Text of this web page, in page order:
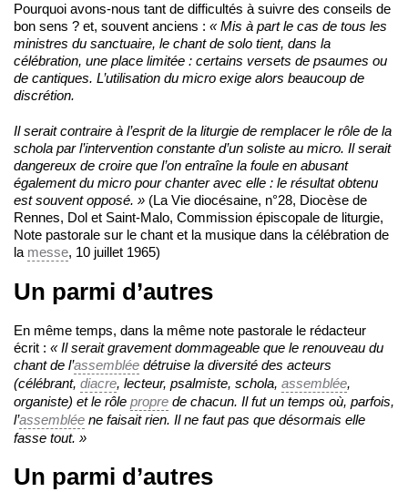
Pourquoi avons-nous tant de difficultés à suivre des conseils de
bon sens ? et, souvent anciens : « Mis à part le cas de tous les
ministres du sanctuaire, le chant de solo tient, dans la
célébration, une place limitée : certains versets de psaumes ou
de cantiques. L’utilisation du micro exige alors beaucoup de
discrétion.
Il serait contraire à l’esprit de la liturgie de remplacer le rôle de la
schola par l’intervention constante d’un soliste au micro. Il serait
dangereux de croire que l’on entraîne la foule en abusant
également du micro pour chanter avec elle : le résultat obtenu
est souvent opposé. » (La Vie diocésaine, n°28, Diocèse de
Rennes, Dol et Saint-Malo, Commission épiscopale de liturgie,
Note pastorale sur le chant et la musique dans la célébration de
la messe, 10 juillet 1965)
Un parmi d’autres
En même temps, dans la même note pastorale le rédacteur
écrit : « Il serait gravement dommageable que le renouveau du
chant de l’assemblée détruise la diversité des acteurs
(célébrant, diacre, lecteur, psalmiste, schola, assemblée,
organiste) et le rôle propre de chacun. Il fut un temps où, parfois,
l’assemblée ne faisait rien. Il ne faut pas que désormais elle
fasse tout. »
Un parmi d’autres